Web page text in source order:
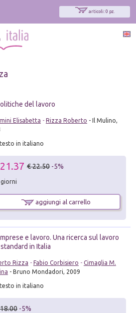
articoli: 0 pz.
del lavoro
Elisabetta - Rizza Roberto - Il Mulino,
in italiano
€ 22.50 -5%
aggiungi al carrello
e lavoro. Una ricerca sul lavoro
in Italia
Rizza - Fabio Corbisiero - Cimaglia M.
- Bruno Mondadori, 2009
in italiano
-5%